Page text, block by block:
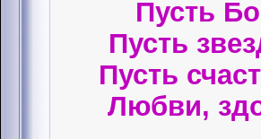
Пусть
Пусть
Пусть
Любви,